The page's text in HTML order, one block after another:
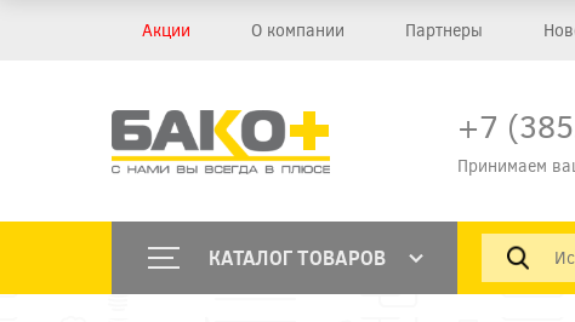
Акции О компании Партнеры
+7
Принимаем
КАТАЛОГ ТОВАРОВ